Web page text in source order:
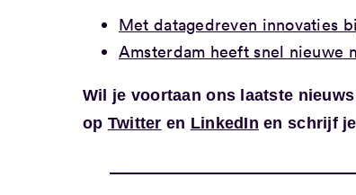
Met datagedreven innovaties
Amsterdam heeft snel nieuwe
Wil je voortaan ons laatste
op Twitter en LinkedIn en schrijf